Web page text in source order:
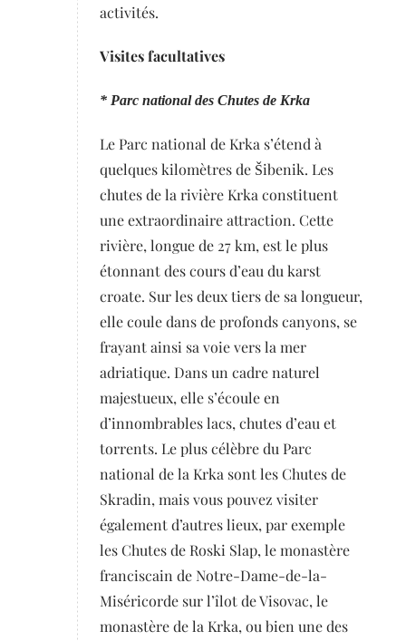
activités.
Visites facultatives
* Parc national des Chutes de Krka
Le Parc national de Krka s’étend à
quelques kilomètres de Šibenik. Les
chutes de la rivière Krka constituent
une extraordinaire attraction. Cette
rivière, longue de 27 km, est le plus
étonnant des cours d’eau du karst
croate. Sur les deux tiers de sa longueur,
elle coule dans de profonds canyons, se
frayant ainsi sa voie vers la mer
adriatique. Dans un cadre naturel
majestueux, elle s’écoule en
d’innombrables lacs, chutes d’eau et
torrents. Le plus célèbre du Parc
national de la Krka sont les Chutes de
Skradin, mais vous pouvez visiter
également d’autres lieux, par exemple
les Chutes de Roski Slap, le monastère
franciscain de Notre-Dame-de-la-
Miséricorde sur l’îlot de Visovac, le
monastère de la Krka, ou bien une des